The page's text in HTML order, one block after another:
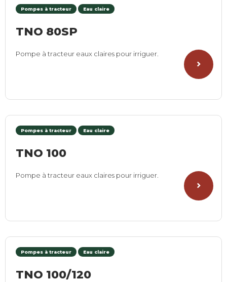
Pompes à tracteur Eau claire
TNO 80SP
Pompe à tracteur eaux claires pour irriguer.
Pompes à tracteur Eau claire
TNO 100
Pompe à tracteur eaux claires pour irriguer.
Pompes à tracteur Eau claire
TNO 100/120